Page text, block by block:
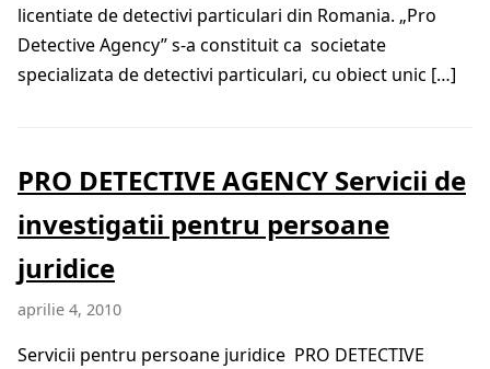
licentiate de detectivi particulari din Romania. „Pro
Detective Agency” s-a constituit ca societate
specializata de detectivi particulari, cu obiect unic […]
PRO DETECTIVE AGENCY Servicii de
investigatii pentru persoane
juridice
aprilie 4, 2010
Servicii pentru persoane juridice PRO DETECTIVE